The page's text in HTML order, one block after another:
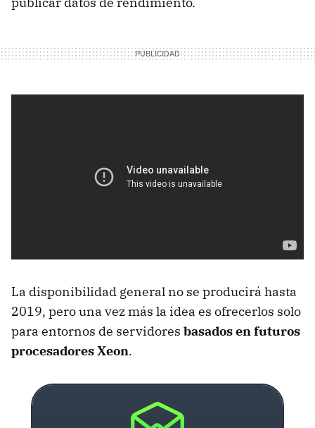
La disponibilidad general no se producirá hasta
2019, pero una vez más la idea es ofrecerlos solo
para entornos de servidores basados en futuros
procesadores Xeon.